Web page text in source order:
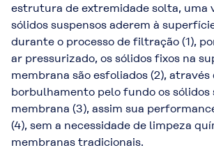
estrutura de extremidade solta, uma
sólidos suspensos aderem à
durante o processo de filtração (1),
ar pressurizado, os sólidos fixos na
membrana são esfoliados (2), através
borbulhamento pelo fundo os sólidos
membrana (3), assim sua
(4), sem a necessidade de limpeza
membranas tradicionais.